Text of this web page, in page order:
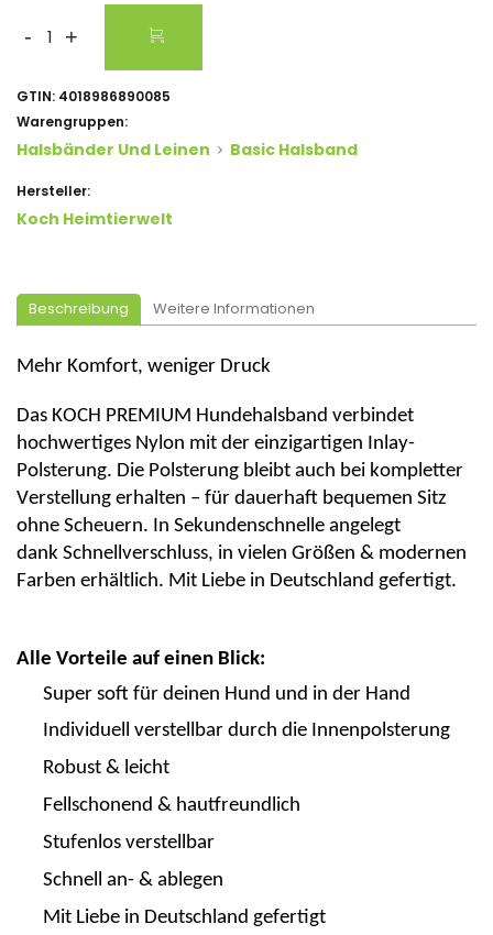
- +
GTIN: 4018986890085
Warengruppen:
Halsbänder Und Leinen Basic Halsband
Hersteller:
Koch Heimtierwelt
Beschreibung Weitere Informationen
Mehr Komfort, weniger Druck
Das KOCH PREMIUM Hundehalsband verbindet
hochwertiges Nylon mit der einzigartigen Inlay-
Polsterung. Die Polsterung bleibt auch bei kompletter
Verstellung erhalten – für dauerhaft bequemen Sitz
ohne Scheuern. In Sekundenschnelle angelegt
dank Schnellverschluss, in vielen Größen & modernen
Farben erhältlich. Mit Liebe in Deutschland gefertigt.
Alle Vorteile auf einen Blick:
Super soft für deinen Hund und in der Hand
Individuell verstellbar durch die Innenpolsterung
Robust & leicht
Fellschonend & hautfreundlich
Stufenlos verstellbar
Schnell an- & ablegen
Mit Liebe in Deutschland gefertigt